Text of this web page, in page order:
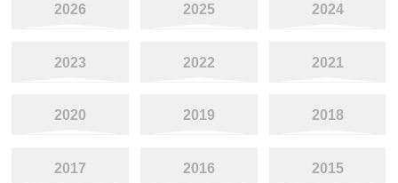
2026 2025 2024
2023 2022 2021
2020 2019 2018
2017 2016 2015